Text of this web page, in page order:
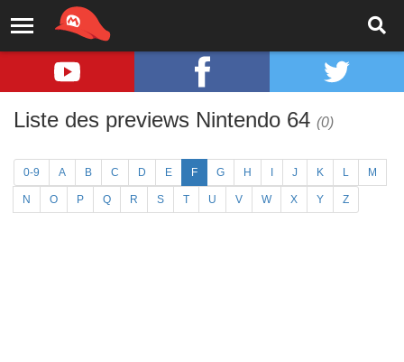
Liste des previews Nintendo 64 (0)
0-9 A B C D E F G H J K L M
N O P Q R S T U V W X Y Z